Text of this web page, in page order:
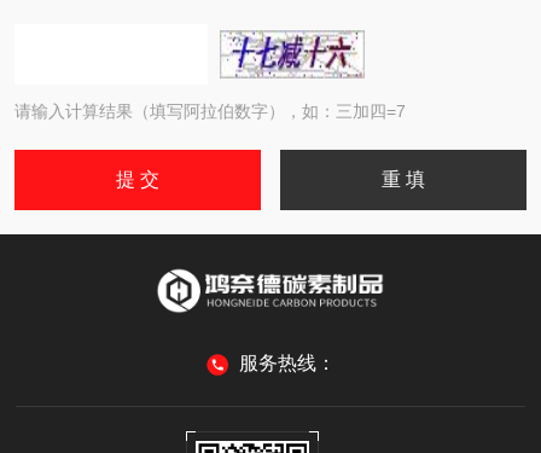
请输入计算结果（填写阿拉伯数字），如：三加四=7
服务热线：